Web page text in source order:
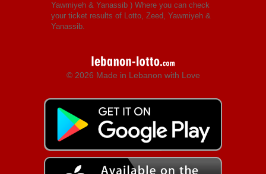
Yawmiyeh & Yanassib ) Where you can check
your ticket results of Lotto, Zeed, Yawmiyeh &
Yanassib.
© 2026 Made in Lebanon with Love